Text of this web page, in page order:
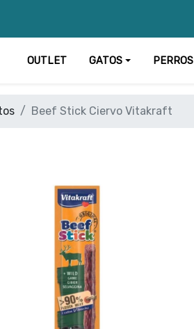
OUTLET GATOS PERROS
Beef Stick Ciervo Vitakraft